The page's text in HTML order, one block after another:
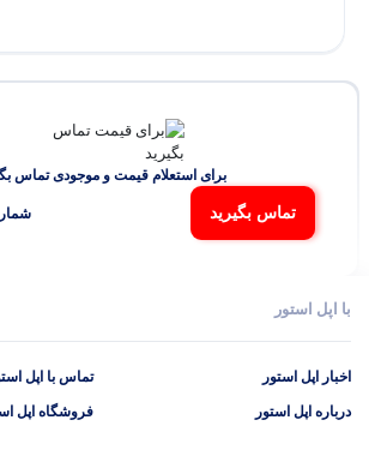
برای استعلام قیمت و موجودی تماس
تماس بگیرید
با اپل استور
اخبار اپل استور
درباره اپل استور
تماس با اپل
فروشگاه اپل